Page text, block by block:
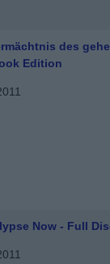
des
Edition
Now - Full